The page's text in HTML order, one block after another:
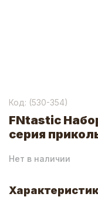
Код: (530-354)
FNtastic
серия
Нет в наличии